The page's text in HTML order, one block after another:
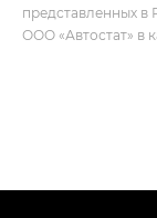
представленных в
ООО «Автостат» в